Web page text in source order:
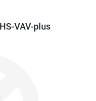
VAV-plus